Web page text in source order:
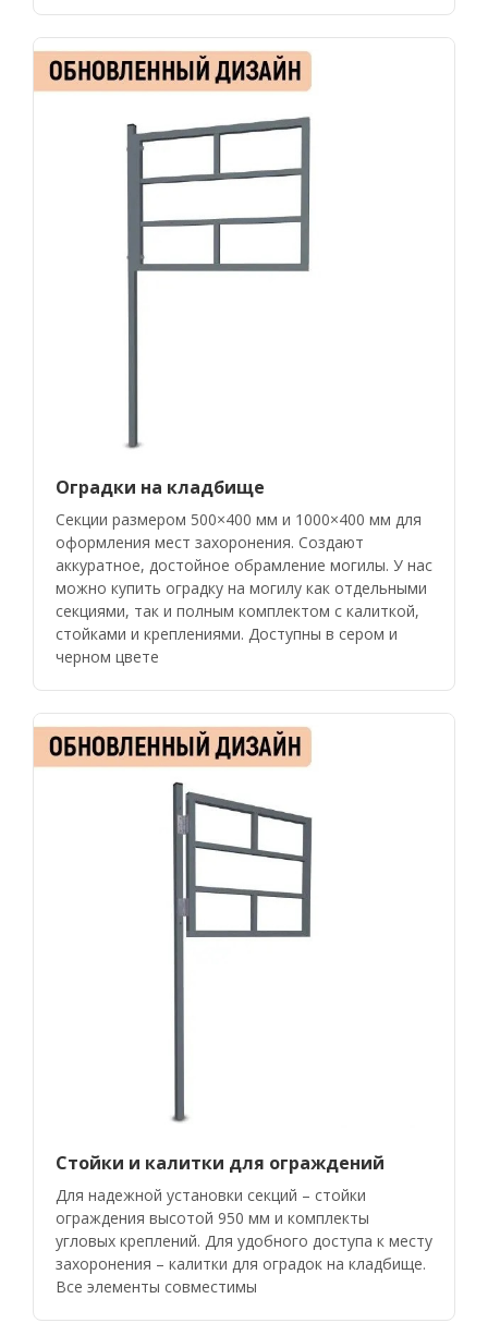
Оградки на кладбище
Секции размером 500×400 мм и 1000×400 мм для
оформления мест захоронения. Создают
аккуратное, достойное обрамление могилы. У нас
можно купить оградку на могилу как отдельными
секциями, так и полным комплектом с калиткой,
стойками и креплениями. Доступны в сером и
черном цвете
Стойки и калитки для ограждений
Для надежной установки секций – стойки
ограждения высотой 950 мм и комплекты
угловых креплений. Для удобного доступа к месту
захоронения – калитки для оградок на кладбище.
Все элементы совместимы